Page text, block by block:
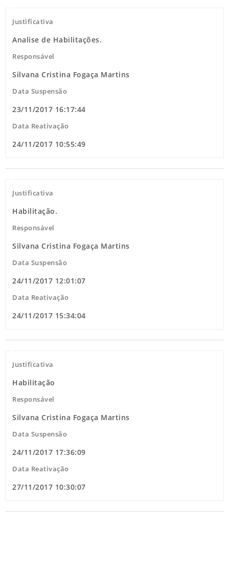
Justificativa
Analise de Habilitações.
Responsável
Silvana Cristina Fogaça Martins
Data Suspensão
23/11/2017 16:17:44
Data Reativação
24/11/2017 10:55:49
Justificativa
Habilitação.
Responsável
Silvana Cristina Fogaça Martins
Data Suspensão
24/11/2017 12:01:07
Data Reativação
24/11/2017 15:34:04
Justificativa
Habilitação
Responsável
Silvana Cristina Fogaça Martins
Data Suspensão
24/11/2017 17:36:09
Data Reativação
27/11/2017 10:30:07